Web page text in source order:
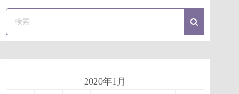
2020年1月